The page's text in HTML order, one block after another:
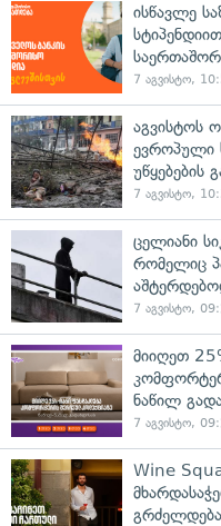
ისწავლე
7 აგვისტო,
აგვისტოს
ევროპული
უწყებების
7 აგვისტო,
ცელიანი
რომელიც
7 აგვისტო,
მიიღეთ
ნაწილ
7 აგვისტო,
Wine
გრძელდება